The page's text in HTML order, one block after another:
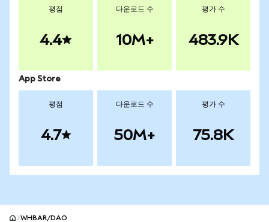
평점
4.4
다운로드 수
10M+
평가 수
483.9K
App Store
평점
4.7
다운로드 수
50M+
평가 수
75.8K
WHBAR/DAO